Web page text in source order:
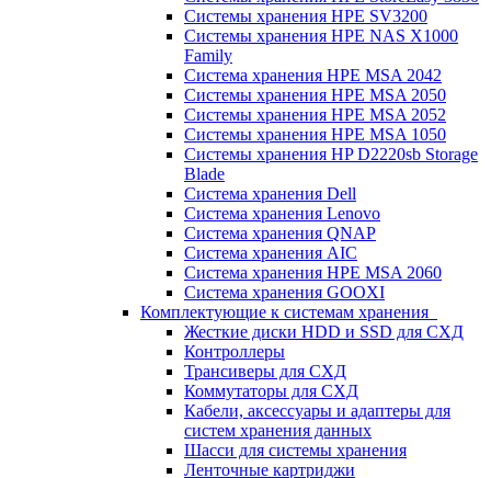
Системы хранения HPE SV3200
Системы хранения HPE NAS X1000
Family
Система хранения HPE MSA 2042
Системы хранения HPE MSA 2050
Системы хранения HPE MSA 2052
Системы хранения HPE MSA 1050
Системы хранения HP D2220sb Storage
Blade
Система хранения Dell
Система хранения Lenovo
Система хранения QNAP
Система хранения AIC
Система хранения HPE MSA 2060
Система хранения GOOXI
Комплектующие к системам хранения
Жесткие диски HDD и SSD для СХД
Контроллеры
Трансиверы для СХД
Коммутаторы для СХД
Кабели, аксессуары и адаптеры для
систем хранения данных
Шасси для системы хранения
Ленточные картриджи